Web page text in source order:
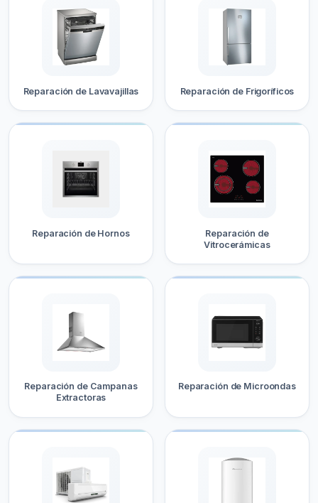
Reparación de Lavavajillas Reparación de Frigoríficos
Reparación de Hornos
Reparación de
Vitrocerámicas
Reparación de Campanas
Extractoras
Reparación de Microondas